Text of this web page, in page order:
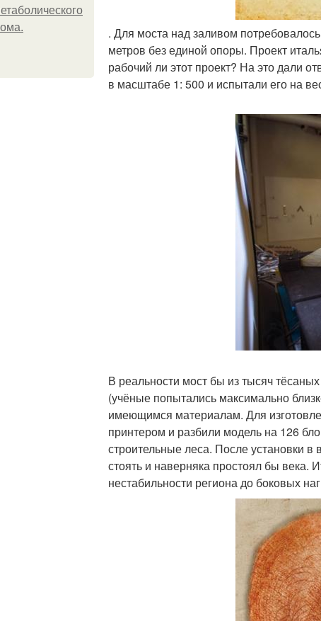
. Для моста над заливом
метров без единой опоры. Проект
рабочий ли этот проект? На это дали
в масштабе 1: 500 и испытали его на
В реальности мост бы из тысяч
(учёные попытались максимально
имеющимся материалам. Для
принтером и разбили модель на 126
строительные леса. После установки
стоять и наверняка простоял бы века.
нестабильности региона до боковых